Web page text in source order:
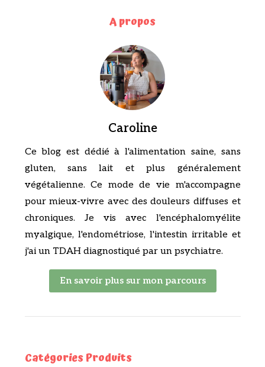
A propos
Caroline
Ce blog est dédié à l'alimentation saine, sans
gluten, sans lait et plus généralement
végétalienne. Ce mode de vie m'accompagne
pour mieux-vivre avec des douleurs diffuses et
chroniques. Je vis avec l'encéphalomyélite
myalgique, l'endométriose, l'intestin irritable et
j'ai un TDAH diagnostiqué par un psychiatre.
En savoir plus sur mon parcours
Catégories Produits